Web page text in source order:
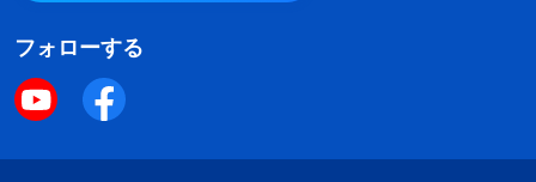
フォローする